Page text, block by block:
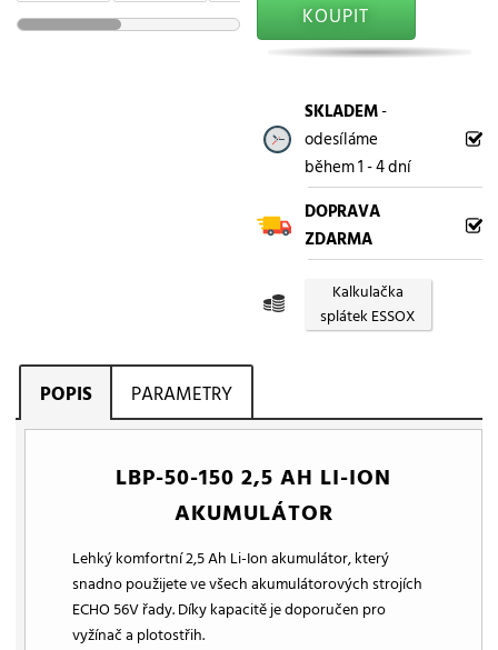
KOUPIT
SKLADEM-
odesíláme
během 1 - 4 dní
DOPRAVA
ZDARMA
Kalkulačka
splátek ESSOX
POPIS PARAMETRY
LBP-50-150 2,5 AH LI-ION
AKUMULÁTOR
Lehký komfortní 2,5 Ah Li-Ion akumulátor, který
snadno použijete ve všech akumulátorových strojích
ECHO 56V řady. Díky kapacitě je doporučen pro
vyžínač a plotostřih.